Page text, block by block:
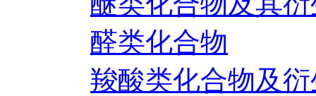
醛类化合物
羧酸类化合物及